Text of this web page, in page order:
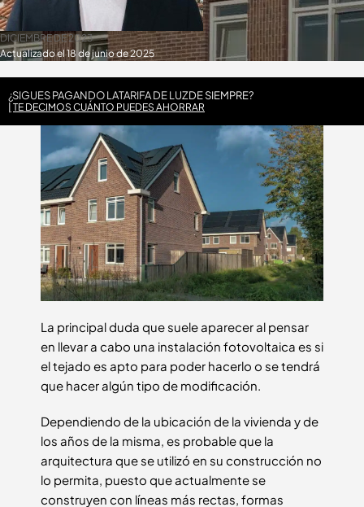
DICIEMBRE DE 2023
Actualizado el 18 de junio de 2025
¿SIGUES PAGANDO LATARIFA DE LUZDE SIEMPRE?
TE DECIMOS CUÁNTO PUEDES AHORRAR
La principal duda que suele aparecer al pensar
en llevar a cabo una instalación fotovoltaica es si
el tejado es apto para poder hacerlo o se tendrá
que hacer algún tipo de modificación.
Dependiendo de la ubicación de la vivienda y de
los años de la misma, es probable que la
arquitectura que se utilizó en su construcción no
lo permita, puesto que actualmente se
construyen con líneas más rectas, formas